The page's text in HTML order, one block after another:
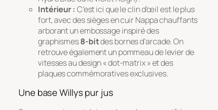
Intérieur : C’est ici que le clin d’œil est le plus
fort, avec des sièges en cuir Nappa chauffants
arborant un embossage inspiré des
graphismes8-bitdes bornes d’arcade. On
retrouve également un pommeau de levier de
vitesses au design « dot-matrix » et des
plaques commémoratives exclusives.
Une base Willys pur jus